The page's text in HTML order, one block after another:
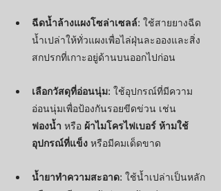
ฉีดน้ำล้างแผงโซล่าเซลล์: ใช้สายยางฉีด
น้ำเปล่าให้ทั่วแผงเพื่อไล่ฝุ่นละอองและสิ่ง
สกปรกที่เกาะอยู่ด้านบนออกไปก่อน
เลือกวัสดุที่อ่อนนุ่ม: ใช้อุปกรณ์ที่มีความ
อ่อนนุ่มเพื่อป้องกันรอยขีดข่วน เช่น
ฟองน้ำ หรือ ผ้าไมโครไฟเบอร์ ห้ามใช้
อุปกรณ์ที่แข็ง หรือมีคมเด็ดขาด
น้ำยาทำความสะอาด: ใช้น้ำเปล่าเป็นหลัก